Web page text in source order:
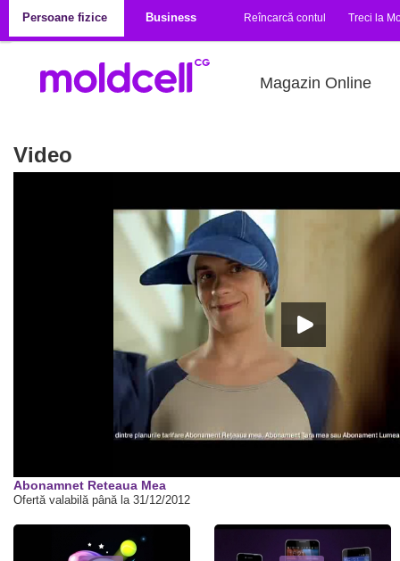
Persoane fizice
Business Reîncarcă contul Treci la
Magazin Online
Video
Abonamnet Reteaua Mea
Ofertă valabilă până la 31/12/2012
Pagini